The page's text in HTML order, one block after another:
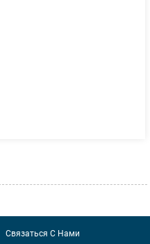
Связаться С Нами